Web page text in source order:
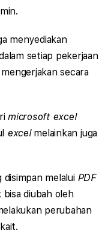
menyediakan
setiap pekerjaan
secara
microsoft excel
excelmelainkan juga
disimpan melalui PDF
bisa diubah oleh
perubahan